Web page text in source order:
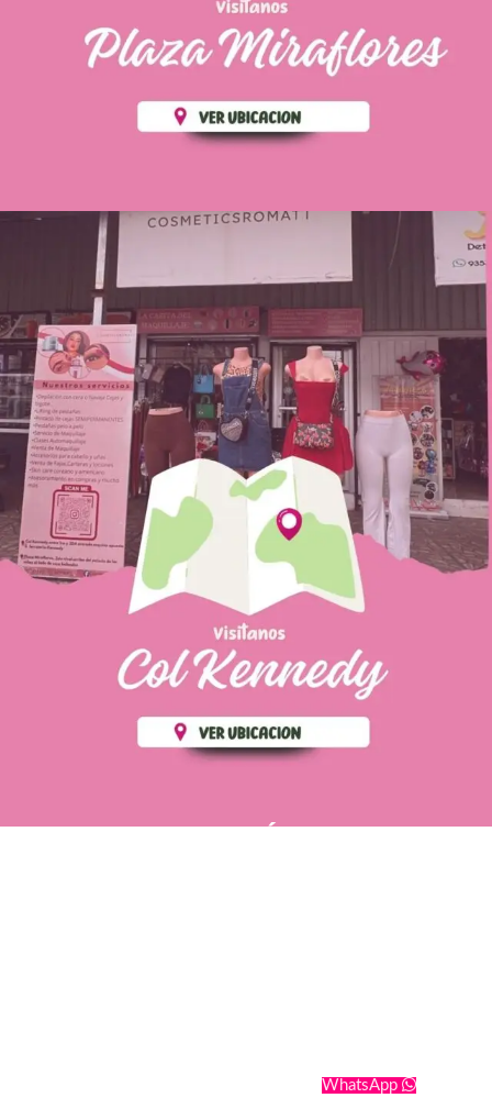
WhatsApp